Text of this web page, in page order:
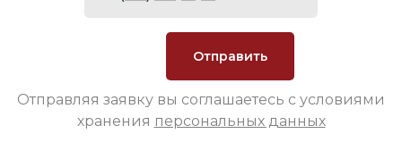
Отправляя заявку вы соглашаетесь с условиями
хранения персональных данных